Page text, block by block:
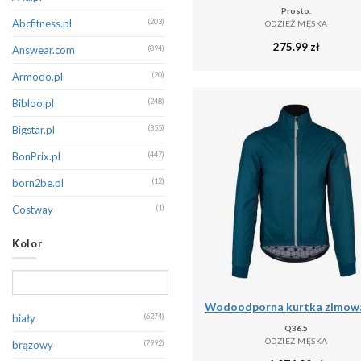
Champion (213)
CMP (402)
Columbia (172)
Dare 2B (389)
Decathlon (131)
Diesel (145)
Dsquared2 (132)
Dstrezzed (351)
Eight2Nine
Endurance (121)
Erima (267)
Abcfitness.pl (203)
Answear.com (894)
Armodo.pl (20)
Bibloo.pl (248)
Bigstar.pl (355)
BonPrix.pl (447)
born2be.pl (12)
Costway (1)
Denimo.com
Emaga (1)
Eobuwie (197)
Kolor
biały (6274)
brązowy (7992)
Prosto.
ODZIEŻ MĘSKA
275.99 zł
Q36.5
ODZIEŻ MĘSKA